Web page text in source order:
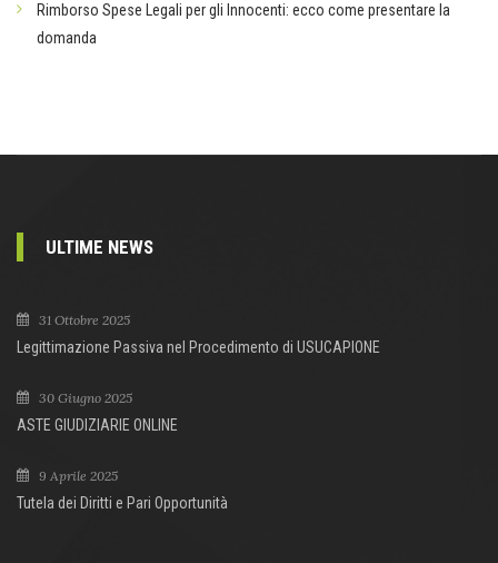
Rimborso Spese Legali per gli Innocenti: ecco come presentare la
domanda
ULTIME NEWS
31 Ottobre 2025
Legittimazione Passiva nel Procedimento di USUCAPIONE
30 Giugno 2025
ASTE GIUDIZIARIE ONLINE
9 Aprile 2025
Tutela dei Diritti e Pari Opportunità